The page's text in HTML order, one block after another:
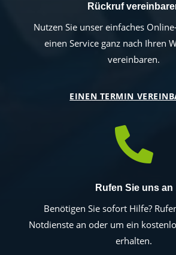
Rückruf
Nutzen Sie unser einfaches
einen Service ganz nach Ihren
vereinbaren.
EINEN TERMIN

Rufen Sie uns an
Benötigen Sie sofort Hilfe?
Notdienste an oder um ein
erhalten.